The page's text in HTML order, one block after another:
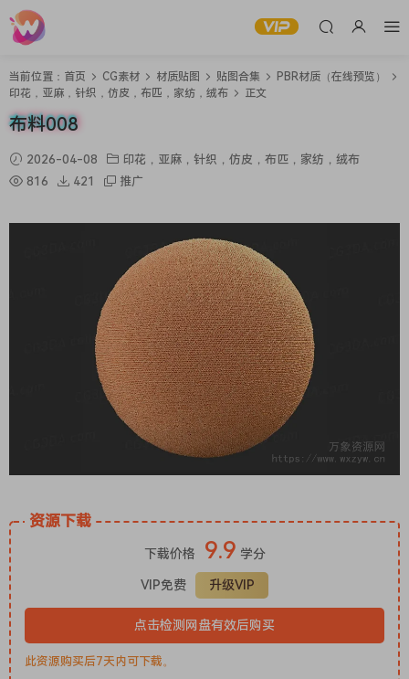
当前位置： 首页 CG素材 材质贴图 贴图合集
PBR材质（在线预览）
印花，亚麻，针织，仿皮，布匹，家纺，绒布
正文
布料008
2026-04-08
印花，亚麻，针织，仿皮，布匹，家纺，绒布
816
421 推广
资源下载
下载价格 9.9 学分
VIP免费 升级VIP
点击检测网盘有效后购买
此资源购买后7天内可下载。